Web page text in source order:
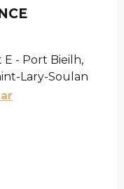
- Port Bieilh,
Lary-Soulan